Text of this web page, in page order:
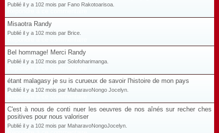
Publié il y a 102 mois par Fano Rakotoarisoa.
Misaotra Randy
Publié il y a 102 mois par Brice.
Bel hommage! Merci Randy
Publié il y a 102 mois par Solofoharimanga.
étant malagasy je su is curueux de savoir l'histoire de mon pays
Publié il y a 102 mois par MaharavoNongo Jocelyn.
C'est à nous de conti nuer les oeuvres de nos aînés sur recher ches
positives pour nous valoriser
Publié il y a 102 mois par MaharavoNongoJocelyn.